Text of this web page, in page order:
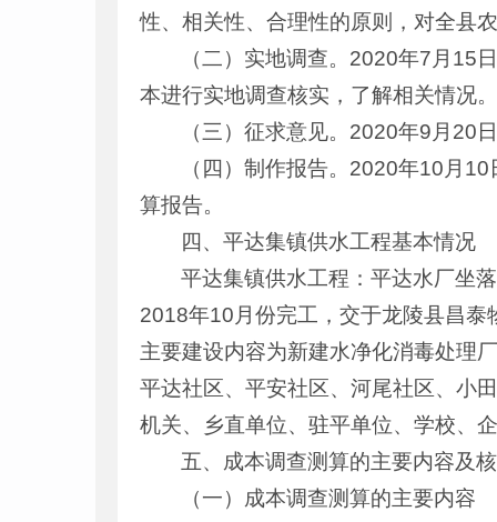
性、相关性、合理性的原则，对全县
（二）实地调查。2020年7月15
本进行实地调查核实，了解相关情况
（三）征求意见。2020年9月20
（四）制作报告。2020年10月
算报告。
四、平达集镇供水工程基本情况
平达集镇供水工程：平达水厂坐
2018年10月份完工，交于龙陵县昌
主要建设内容为新建水净化消毒处理
平达社区、平安社区、河尾社区、小
机关、乡直单位、驻平单位、学校、
五、成本调查测算的主要内容及
（一）成本调查测算的主要内容